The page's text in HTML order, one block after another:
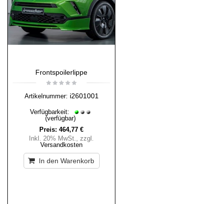
Frontspoilerlippe
Artikelnummer: i2601001
Verfügbarkeit:
(verfügbar)
Preis: 464,77 €
Inkl. 20% MwSt., zzgl.
Versandkosten
In den Warenkorb